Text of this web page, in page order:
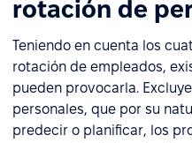
rotación de
Teniendo en cuenta los
rotación de empleados,
pueden provocarla.
personales, que por su
predecir o planificar, los